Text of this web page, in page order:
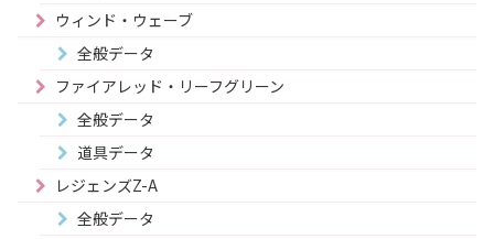
ウィンド・ウェーブ
全般データ
ファイアレッド・リーフグリーン
全般データ
道具データ
レジェンズZ-A
全般データ